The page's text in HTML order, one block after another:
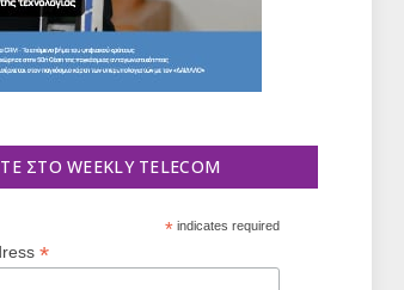
ΣΤΟ WEEKLY TELECOM
*indicates required
*